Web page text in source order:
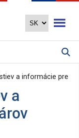
a informácie pre
a